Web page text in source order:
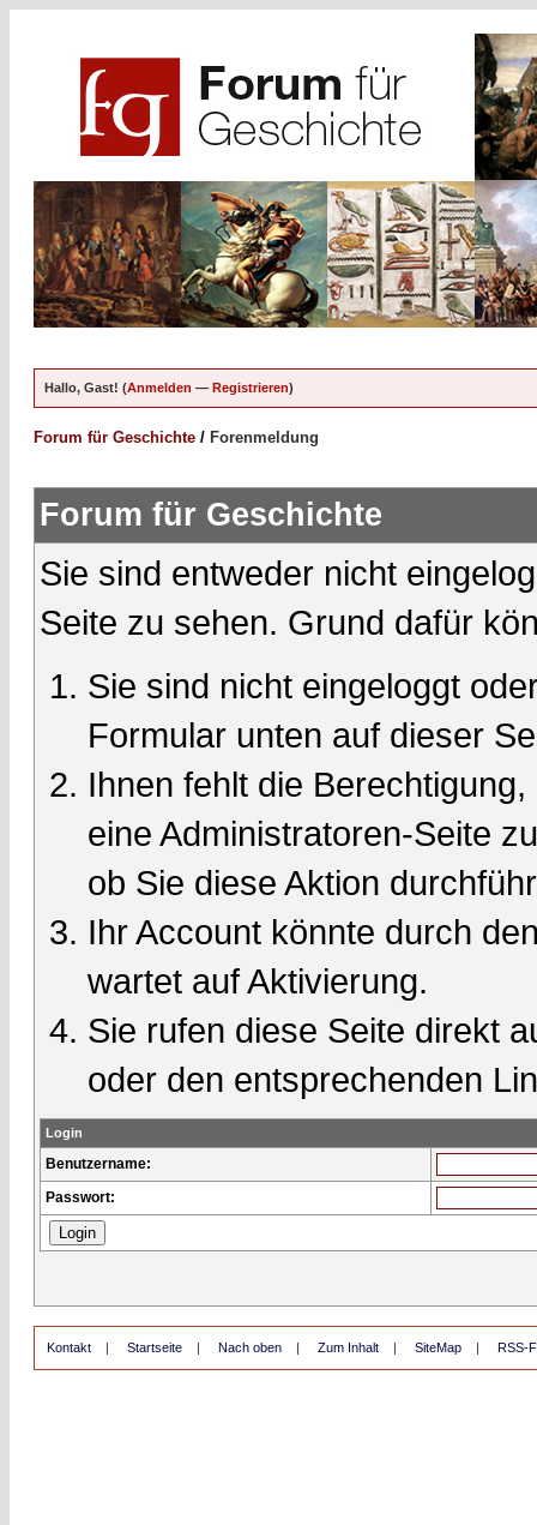
Hallo, Gast! (Anmelden — Registrieren)
Forum für Geschichte / Forenmeldung
Forum für Geschichte
Sie sind entweder nicht
Seite zu sehen. Grund dafür
Sie sind nicht eingeloggt
Formular unten auf dieser
Ihnen fehlt die
eine Administratoren-Seite
ob Sie diese Aktion
Ihr Account könnte durch
wartet auf Aktivierung.
Sie rufen diese Seite direkt
oder den entsprechenden
Login
Benutzername:
Passwort:
Kontakt | Startseite | Nach oben | Zum Inhalt | SiteMap | RSS-